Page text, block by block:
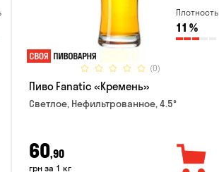
Плотность
11 %
(0)
Пиво Fanatic «Кремень»
Светлое, Нефильтрованное, 4.5°
60,90
грн за 1 кг